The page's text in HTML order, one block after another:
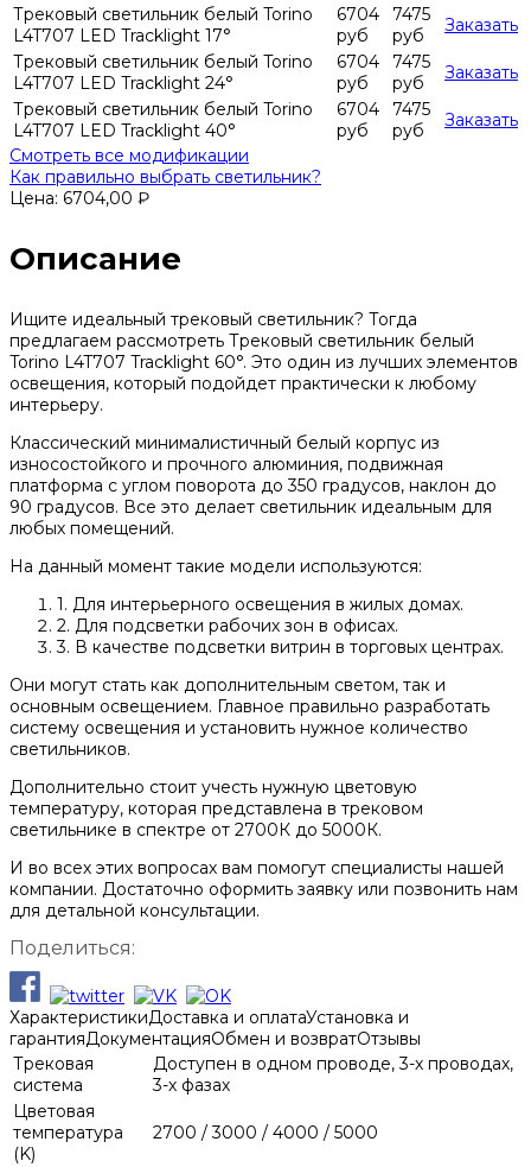
Трековый светильник белый Torino
L4T707 LED Tracklight 17°
6704
руб
7475
руб
Заказать
Трековый светильник белый Torino
L4T707 LED Tracklight 24°
6704
руб
7475
руб
Заказать
Трековый светильник белый Torino
L4T707 LED Tracklight 40°
6704
руб
7475
руб
Заказать
Смотреть все модификации
Как правильно выбрать светильник?
Цена: 6704,00 ₽
Описание
Ищите идеальный трековый светильник? Тогда
предлагаем рассмотреть Трековый светильник белый
Torino L4T707 Tracklight 60°. Это один из лучших элементов
освещения, который подойдет практически к любому
интерьеру.
Классический минималистичный белый корпус из
износостойкого и прочного алюминия, подвижная
платформа с углом поворота до 350 градусов, наклон до
90 градусов. Все это делает светильник идеальным для
любых помещений.
На данный момент такие модели используются:
1. Для интерьерного освещения в жилых домах.
2. Для подсветки рабочих зон в офисах.
3. В качестве подсветки витрин в торговых центрах.
Они могут стать как дополнительным светом, так и
основным освещением. Главное правильно разработать
систему освещения и установить нужное количество
светильников.
Дополнительно стоит учесть нужную цветовую
температуру, которая представлена в трековом
светильнике в спектре от 2700К до 5000К.
И во всех этих вопросах вам помогут специалисты нашей
компании. Достаточно оформить заявку или позвонить нам
для детальной консультации.
Поделиться:
ХарактеристикиДоставка и оплатаУстановка и
гарантияДокументацияОбмен и возвратОтзывы
Трековая
система
Доступен в одном проводе, 3-х проводах,
3-х фазах
Цветовая
температура
(K)
2700 / 3000 / 4000 / 5000